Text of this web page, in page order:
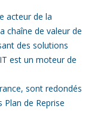
acteur de la
chaîne de valeur de
des solutions
est un moteur de
sont redondés
de Reprise